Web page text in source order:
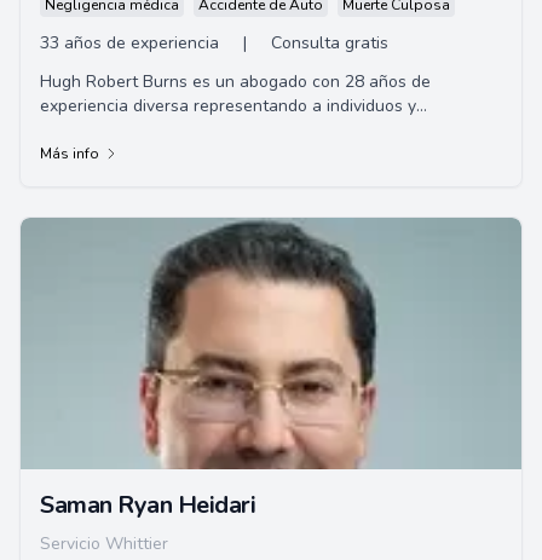
Negligencia médica Accidente de Auto Muerte Culposa
33 años de experiencia |
Consulta gratis
Hugh Robert Burns es un abogado con 28 años de
experiencia diversa representando a individuos y
amplia experiencia en América Latina, posee habilidades
Más info
Saman Ryan Heidari
Servicio Whittier